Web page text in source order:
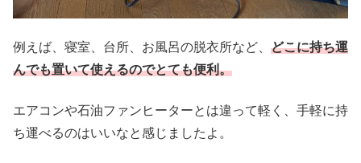
例えば、寝室、台所、お風呂の脱衣所など、 どこに持ち運
んでも置いて使えるのでとても便利。
エアコンや石油ファンヒーターとは違って軽く、手軽に持
ち運べるのはいいなと感じましたよ。